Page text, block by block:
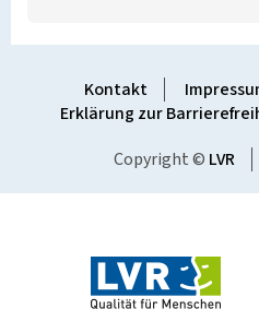
Kontakt
Erklärung zur
Copyright © LVR